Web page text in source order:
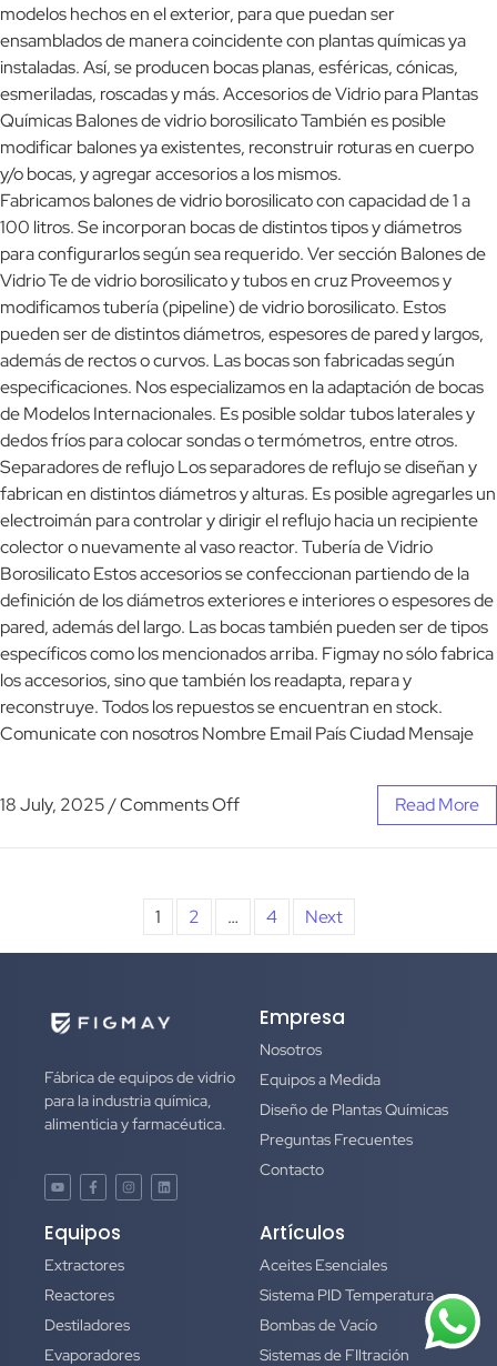
modelos hechos en el exterior, para que puedan ser
ensamblados de manera coincidente con plantas químicas ya
instaladas. Así, se producen bocas planas, esféricas, cónicas,
esmeriladas, roscadas y más. Accesorios de Vidrio para Plantas
Químicas Balones de vidrio borosilicato También es posible
modificar balones ya existentes, reconstruir roturas en cuerpo
y/o bocas, y agregar accesorios a los mismos.
Fabricamos balones de vidrio borosilicato con capacidad de 1 a
100 litros. Se incorporan bocas de distintos tipos y diámetros
para configurarlos según sea requerido. Ver sección Balones de
Vidrio Te de vidrio borosilicato y tubos en cruz Proveemos y
modificamos tubería (pipeline) de vidrio borosilicato. Estos
pueden ser de distintos diámetros, espesores de pared y largos,
además de rectos o curvos. Las bocas son fabricadas según
especificaciones. Nos especializamos en la adaptación de bocas
de Modelos Internacionales. Es posible soldar tubos laterales y
dedos fríos para colocar sondas o termómetros, entre otros.
Separadores de reflujo Los separadores de reflujo se diseñan y
fabrican en distintos diámetros y alturas. Es posible agregarles un
electroimán para controlar y dirigir el reflujo hacia un recipiente
colector o nuevamente al vaso reactor. Tubería de Vidrio
Borosilicato Estos accesorios se confeccionan partiendo de la
definición de los diámetros exteriores e interiores o espesores de
pared, además del largo. Las bocas también pueden ser de tipos
específicos como los mencionados arriba. Figmay no sólo fabrica
los accesorios, sino que también los readapta, repara y
reconstruye. Todos los repuestos se encuentran en stock.
Comunicate con nosotros Nombre Email País Ciudad Mensaje
18 July, 2025/Comments Off Read More
1 2 … 4 Next
Fábrica de equipos de vidrio
para la industria química,
alimenticia y farmacéutica.
Empresa
Nosotros
Equipos a Medida
Diseño de Plantas Químicas
Preguntas Frecuentes
Contacto
Equipos
Extractores
Reactores
Destiladores
Evaporadores
Artículos
Aceites Esenciales
Sistema PID Temperatura
Bombas de Vacío
Sistemas de FIltración